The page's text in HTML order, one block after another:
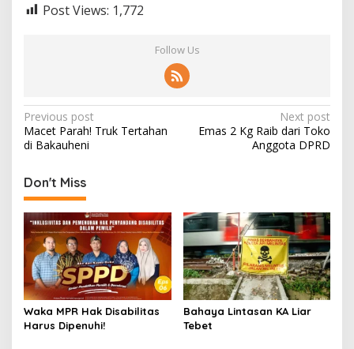
Post Views: 1,772
Follow Us
Post
navigation
Previous post
Macet Parah! Truk Tertahan
di Bakauheni
Next post
Emas 2 Kg Raib dari Toko
Anggota DPRD
Don't Miss
Waka MPR Hak Disabilitas
Harus Dipenuhi!
Bahaya Lintasan KA Liar
Tebet